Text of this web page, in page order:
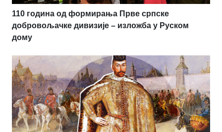
110 година од формирања Прве српске
добровољачке дивизије – изложба у Руском
дому